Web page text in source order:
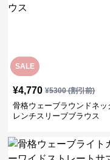
SALE
¥4,770 ¥5300(割引前)
骨格ウェーブラウンドネッ
レンチスリーブブラウス